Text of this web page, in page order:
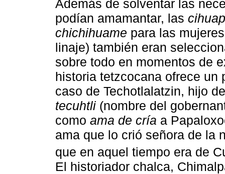
Además de solventar las
podían amamantar, las
chichihuame para las
linaje) también eran
sobre todo en momentos de
historia tetzcocana ofrece un
caso de Techotlalatzin, hijo
tecuhtli (nombre del
como ama de cría a
ama que lo crió señora de la
que en aquel tiempo era de
El historiador chalca,